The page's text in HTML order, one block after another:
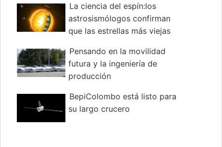
La ciencia del espín:los
astrosismólogos confirman
que las estrellas más viejas
Pensando en la movilidad
futura y la ingeniería de
producción
BepiColombo está listo para
su largo crucero